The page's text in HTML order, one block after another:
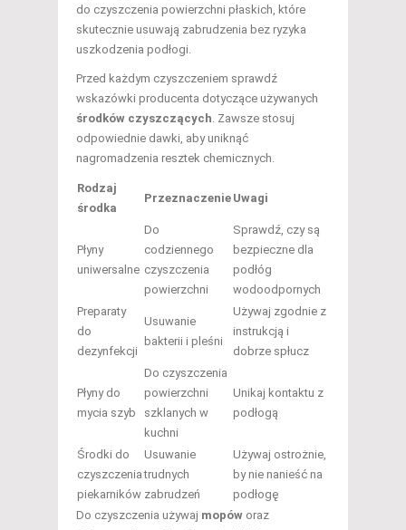
do czyszczenia powierzchni płaskich, które
skutecznie usuwają zabrudzenia bez ryzyka
uszkodzenia podłogi.
Przed każdym czyszczeniem sprawdź
wskazówki producenta dotyczące używanych
środków czyszczących . Zawsze stosuj
odpowiednie dawki, aby uniknąć
nagromadzenia resztek chemicznych.
Rodzaj
środka
Przeznaczenie Uwagi
Płyny
uniwersalne
Do
codziennego
czyszczenia
powierzchni
Sprawdź, czy są
bezpieczne dla
podłóg
wodoodpornych
Preparaty
do
dezynfekcji
Usuwanie
bakterii i pleśni
Używaj zgodnie z
instrukcją i
dobrze spłucz
Płyny do
mycia szyb
Do czyszczenia
powierzchni
szklanych w
kuchni
Unikaj kontaktu z
podłogą
Środki do
czyszczenia
piekarników
Usuwanie
trudnych
zabrudzeń
Używaj ostrożnie,
by nie nanieść na
podłogę
Do czyszczenia używaj mopów oraz